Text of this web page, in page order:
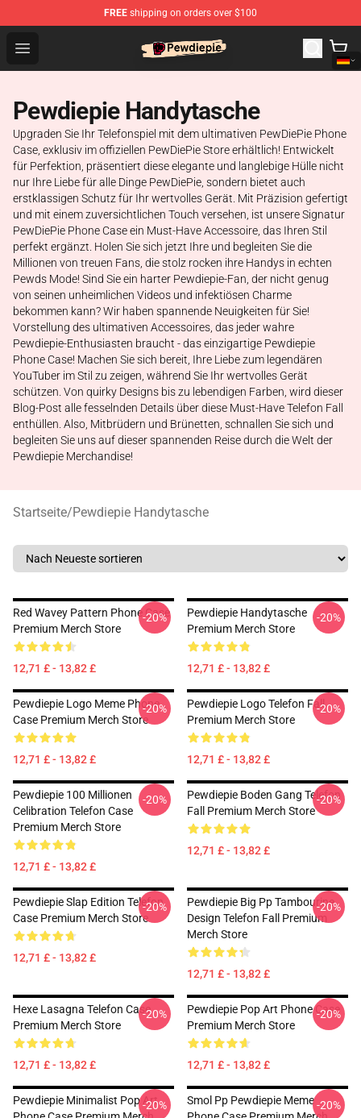
FREE shipping on orders over $100
Open menu
PewDiePie Store - Official PewDiePie Merchandise Shop
Pewdiepie Handytasche
Upgraden Sie Ihr Telefonspiel mit dem ultimativen PewDiePie Phone
Case, exklusiv im offiziellen PewDiePie Store erhältlich! Entwickelt
für Perfektion, präsentiert diese elegante und langlebige Hülle nicht
nur Ihre Liebe für alle Dinge PewDiePie, sondern bietet auch
erstklassigen Schutz für Ihr wertvolles Gerät. Mit Präzision gefertigt
und mit einem zuversichtlichen Touch versehen, ist unsere Signatur
PewDiePie Phone Case ein Must-Have Accessoire, das Ihren Stil
perfekt ergänzt. Holen Sie sich jetzt Ihre und begleiten Sie die
Millionen von treuen Fans, die stolz rocken ihre Handys in echten
Pewds Mode! Sind Sie ein harter Pewdiepie-Fan, der nicht genug
von seinen unheimlichen Videos und infektiösen Charme
bekommen kann? Wir haben spannende Neuigkeiten für Sie!
Vorstellung des ultimativen Accessoires, das jeder wahre
Pewdiepie-Enthusiasten braucht - das einzigartige Pewdiepie
Phone Case! Machen Sie sich bereit, Ihre Liebe zum legendären
YouTuber im Stil zu zeigen, während Sie Ihr wertvolles Gerät
schützen. Von quirky Designs bis zu lebendigen Farben, wird dieser
Blog-Post alle fesselnden Details über diese Must-Have Telefon Fall
enthüllen. Also, Mitbrüdern und Brünetten, schnallen Sie sich und
begleiten Sie uns auf dieser spannenden Reise durch die Welt der
Pewdiepie Merchandise!
Startseite/Pewdiepie Handytasche
Red Wavey Pattern Phone Case
Premium Merch Store
12,71 £ - 13,82 £
-20%
Pewdiepie Handytasche
Premium Merch Store
12,71 £ - 13,82 £
-20%
Pewdiepie Logo Meme Phone
Case Premium Merch Store
12,71 £ - 13,82 £
-20%
Pewdiepie Logo Telefon Fall
Premium Merch Store
12,71 £ - 13,82 £
-20%
Pewdiepie 100 Millionen
Celibration Telefon Case
Premium Merch Store
12,71 £ - 13,82 £
-20%
Pewdiepie Boden Gang Telefon
Fall Premium Merch Store
12,71 £ - 13,82 £
-20%
Pewdiepie Slap Edition Telefon
Case Premium Merch Store
12,71 £ - 13,82 £
-20%
Pewdiepie Big Pp Tambourine
Design Telefon Fall Premium
Merch Store
12,71 £ - 13,82 £
-20%
Hexe Lasagna Telefon Case
Premium Merch Store
12,71 £ - 13,82 £
-20%
Pewdiepie Pop Art Phone Case
Premium Merch Store
12,71 £ - 13,82 £
-20%
Pewdiepie Minimalist Pop Art
-20%
Smol Pp Pewdiepie Meme-20%